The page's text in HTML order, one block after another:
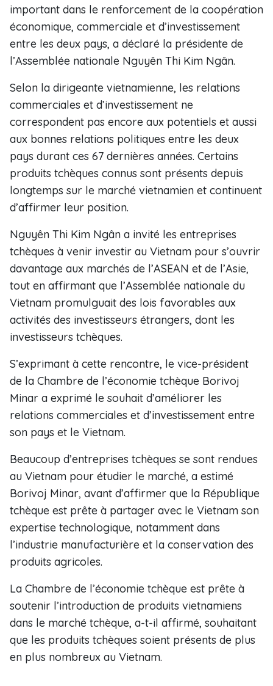
important dans le renforcement de la coopération
économique, commerciale et d’investissement
entre les deux pays, a déclaré la présidente de
l’Assemblée nationale Nguyên Thi Kim Ngân.
Selon la dirigeante vietnamienne, les relations
commerciales et d’investissement ne
correspondent pas encore aux potentiels et aussi
aux bonnes relations politiques entre les deux
pays durant ces 67 dernières années. Certains
produits tchèques connus sont présents depuis
longtemps sur le marché vietnamien et continuent
d’affirmer leur position.
Nguyên Thi Kim Ngân a invité les entreprises
tchèques à venir investir au Vietnam pour s’ouvrir
davantage aux marchés de l’ASEAN et de l’Asie,
tout en affirmant que l’Assemblée nationale du
Vietnam promulguait des lois favorables aux
activités des investisseurs étrangers, dont les
investisseurs tchèques.
S’exprimant à cette rencontre, le vice-président
de la Chambre de l’économie tchèque Borivoj
Minar a exprimé le souhait d’améliorer les
relations commerciales et d’investissement entre
son pays et le Vietnam.
Beaucoup d’entreprises tchèques se sont rendues
au Vietnam pour étudier le marché, a estimé
Borivoj Minar, avant d’affirmer que la République
tchèque est prête à partager avec le Vietnam son
expertise technologique, notamment dans
l’industrie manufacturière et la conservation des
produits agricoles.
La Chambre de l’économie tchèque est prête à
soutenir l’introduction de produits vietnamiens
dans le marché tchèque, a-t-il affirmé, souhaitant
que les produits tchèques soient présents de plus
en plus nombreux au Vietnam.